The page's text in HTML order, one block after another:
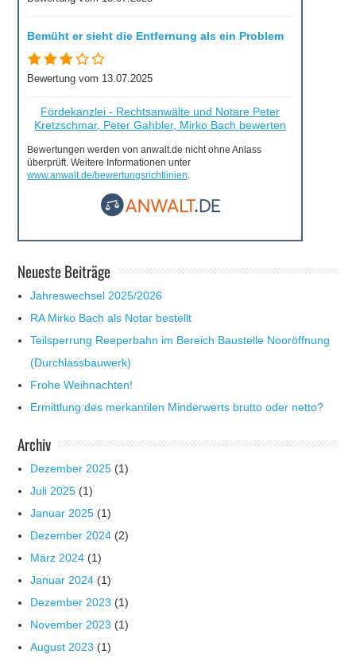
Bemüht er sieht die Entfernung als ein Problem
Bewertung vom 13.07.2025
Fördekanzlei - Rechtsanwälte und Notare Peter
Kretzschmar, Peter Gahbler, Mirko Bach bewerten
Bewertungen werden von anwalt.de nicht ohne Anlass
überprüft. Weitere Informationen unter
www.anwalt.de/bewertungsrichtlinien.
Neueste Beiträge
Jahreswechsel 2025/2026
RA Mirko Bach als Notar bestellt
Teilsperrung Reeperbahn im Bereich Baustelle Nooröffnung
(Durchlassbauwerk)
Frohe Weihnachten!
Ermittlung des merkantilen Minderwerts brutto oder netto?
Archiv
Dezember 2025 (1)
Juli 2025 (1)
Januar 2025 (1)
Dezember 2024 (2)
März 2024 (1)
Januar 2024 (1)
Dezember 2023 (1)
November 2023 (1)
August 2023 (1)